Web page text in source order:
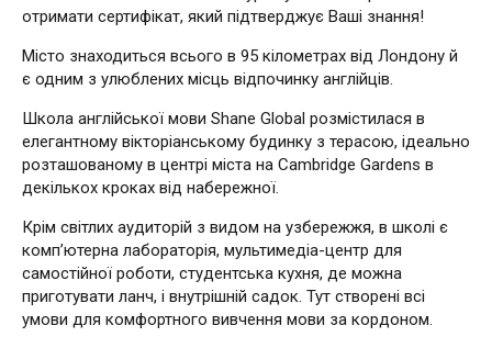
отримати сертифікат, який підтверджує Ваші знання!
Місто знаходиться всього в 95 кілометрах від Лондону й
є одним з улюблених місць відпочинку англійців.
Школа англійської мови Shane Global розмістилася в
елегантному вікторіанському будинку з терасою, ідеально
розташованому в центрі міста на Cambridge Gardens в
декількох кроках від набережної.
Крім світлих аудиторій з видом на узбережжя, в школі є
комп’ютерна лабораторія, мультимедіа-центр для
самостійної роботи, студентська кухня, де можна
приготувати ланч, і внутрішній садок. Тут створені всі
умови для комфортного вивчення мови за кордоном.